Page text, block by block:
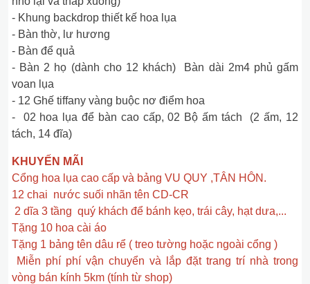
- Khung backdrop thiết kế hoa lụa
- Bàn thờ, lư hương
- Bàn để quả
- Bàn 2 họ (dành cho 12 khách) Bàn dài 2m4 phủ gấm
voan lụa
- 12 Ghế tiffany vàng buộc nơ điểm hoa
- 02 hoa lụa để bàn cao cấp, 02 Bộ ấm tách (2 ấm, 12
tách, 14 đĩa)
KHUYẾN MÃI
Cổng hoa lụa cao cấp và bảng VU QUY ,TÂN HÔN.
12 chai nước suối nhãn tên CD-CR
2 dĩa 3 tầng quý khách để bánh kẹo, trái cây, hạt dưa,...
Tặng 10 hoa cài áo
Tặng 1 bảng tên dâu rể ( treo tường hoặc ngoài cổng )
Miễn phí phí vận chuyển và lắp đặt trang trí nhà trong
vòng bán kính 5km (tính từ shop)